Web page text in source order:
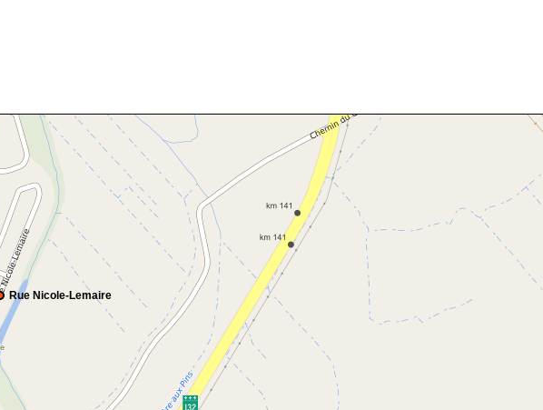
Rue Nicole-Lemaire